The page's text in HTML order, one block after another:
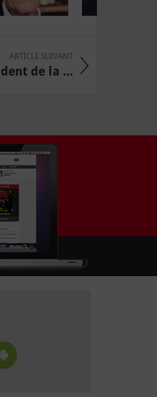
ARTICLE SUIVANT
de la ...